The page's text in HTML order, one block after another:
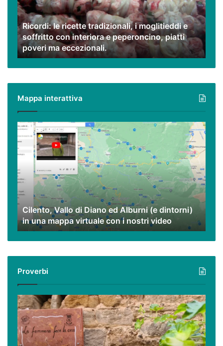
moglitieddi
e
soffritto
con
interiora
e
peperoncino,
ma
eccezionali.
Ricordi: le ricette tradizionali, i moglitieddi e
soffritto con interiora e peperoncino, piatti
poveri ma eccezionali.
Mappa interattiva
Cilento,
Vallo
di
Diano
ed
Alburni
(e
dintorni)
una
mappa
virtuale
nostri
video
Cilento, Vallo di Diano ed Alburni (e dintorni)
in una mappa virtuale con i nostri video
Proverbi
Podcast
–
I
proverbi
cilentani